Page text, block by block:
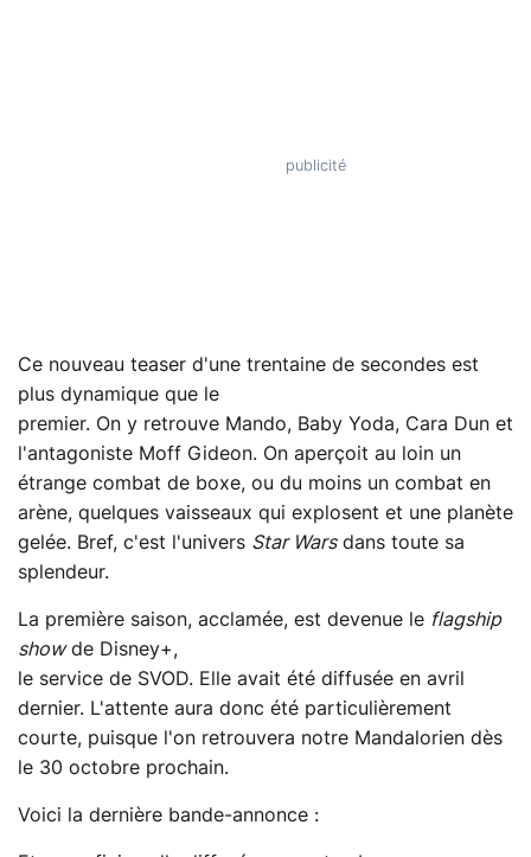
Ce nouveau teaser d'une trentaine de secondes est
plus dynamique que le
premier. On y retrouve Mando, Baby Yoda, Cara Dun et
l'antagoniste Moff Gideon. On aperçoit au loin un
étrange combat de boxe, ou du moins un combat en
arène, quelques vaisseaux qui explosent et une planète
gelée. Bref, c'est l'univers Star Warsdans toute sa
splendeur.
La première saison, acclamée, est devenue le flagship
showde Disney+,
le service de SVOD. Elle avait été diffusée en avril
dernier. L'attente aura donc été particulièrement
courte, puisque l'on retrouvera notre Mandalorien dès
le 30 octobre prochain.
Voici la dernière bande-annonce :